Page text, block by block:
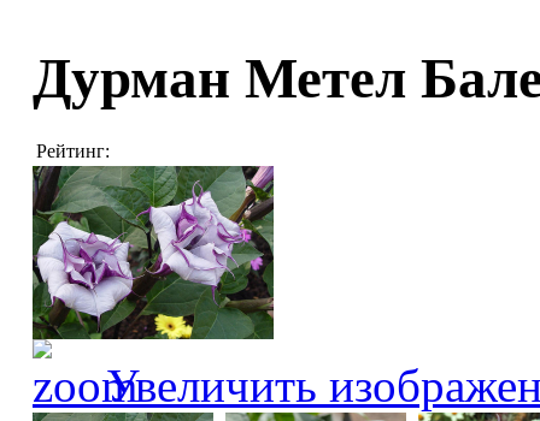
Дурман Метел
Рейтинг:
Увеличить